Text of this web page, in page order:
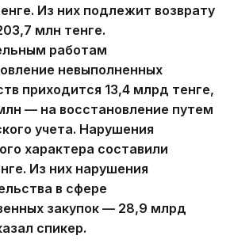
Из них подлежит возврату
млн тенге.
работам
невыполненных
приходится 13,4 млрд тенге,
— на восстановление путем
учета. Нарушения
характера составили
Из них нарушения
в сфере
закупок — 28,9 млрд
спикер.